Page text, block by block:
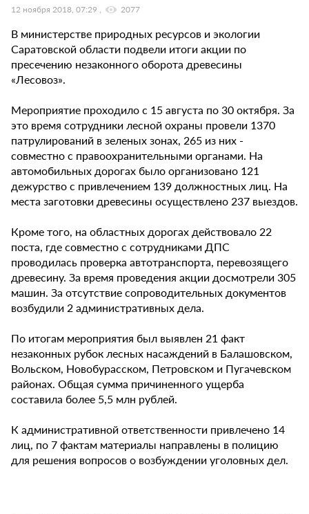
12 ноября 2018, 07:29 2077
В министерстве природных ресурсов и экологии
Саратовской области подвели итоги акции по
пресечению незаконного оборота древесины
«Лесовоз».
Мероприятие проходило с 15 августа по 30 октября. За
это время сотрудники лесной охраны провели 1370
патрулирований в зеленых зонах, 265 из них -
совместно с правоохранительными органами. На
автомобильных дорогах было организовано 121
дежурство с привлечением 139 должностных лиц. На
места заготовки древесины осуществлено 237 выездов.
Кроме того, на областных дорогах действовало 22
поста, где совместно с сотрудниками ДПС
проводилась проверка автотранспорта, перевозящего
древесину. За время проведения акции досмотрели 305
машин. За отсутствие сопроводительных документов
возбудили 2 административных дела.
По итогам мероприятия был выявлен 21 факт
незаконных рубок лесных насаждений в Балашовском,
Вольском, Новобурасском, Петровском и Пугачевском
районах. Общая сумма причиненного ущерба
составила более 5,5 млн рублей.
К административной ответственности привлечено 14
лиц, по 7 фактам материалы направлены в полицию
для решения вопросов о возбуждении уголовных дел.